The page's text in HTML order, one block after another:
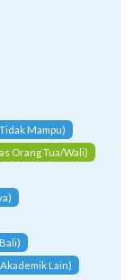
Mampu)
Orang Tua/Wali)
Lain)